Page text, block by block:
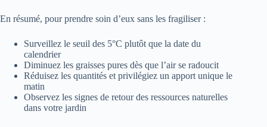
En résumé, pour prendre soin d’eux sans les fragiliser :
Surveillez le seuil des 5°C plutôt que la date du
calendrier
Diminuez les graisses pures dès que l’air se radoucit
Réduisez les quantités et privilégiez un apport unique le
matin
Observez les signes de retour des ressources naturelles
dans votre jardin